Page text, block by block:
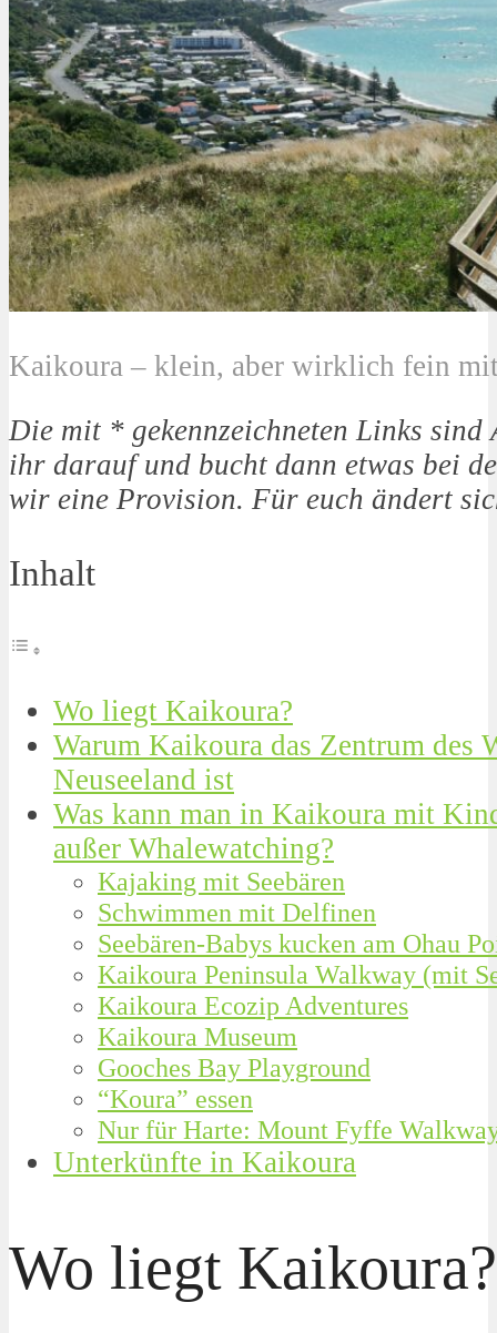
Kaikoura – klein, aber wirklich fein
Die mit * gekennzeichneten Links
ihr darauf und bucht dann etwas bei
wir eine Provision. Für euch ändert
Inhalt
Wo liegt Kaikoura?
Warum Kaikoura das Zentrum des
Neuseeland ist
Was kann man in Kaikoura mit
außer Whalewatching?
Kajaking mit Seebären
Schwimmen mit Delfinen
Seebären-Babys kucken am Ohau
Kaikoura Peninsula Walkway (mit
Kaikoura Ecozip Adventures
Kaikoura Museum
Gooches Bay Playground
“Koura” essen
Nur für Harte: Mount Fyffe
Unterkünfte in Kaikoura
Wo liegt Kaikoura?